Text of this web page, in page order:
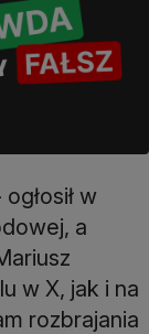
w
a
w X, jak i na
rozbrajania